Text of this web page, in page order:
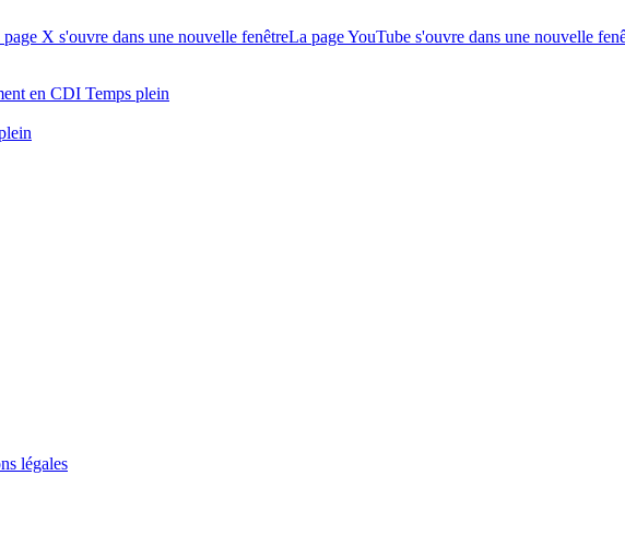
X s'ouvre dans une nouvelle fenêtreLa page YouTube s'ouvre dans une nouvelle
en CDI Temps plein
légales